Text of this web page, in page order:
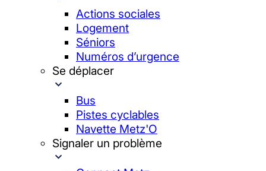
Actions sociales
Logement
Séniors
Numéros d’urgence
Se déplacer
Bus
Pistes cyclables
Navette Metz'O
Signaler un problème